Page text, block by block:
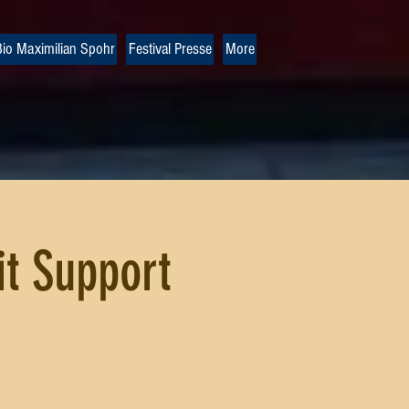
Support
Maximilian Spohr Festival Presse More